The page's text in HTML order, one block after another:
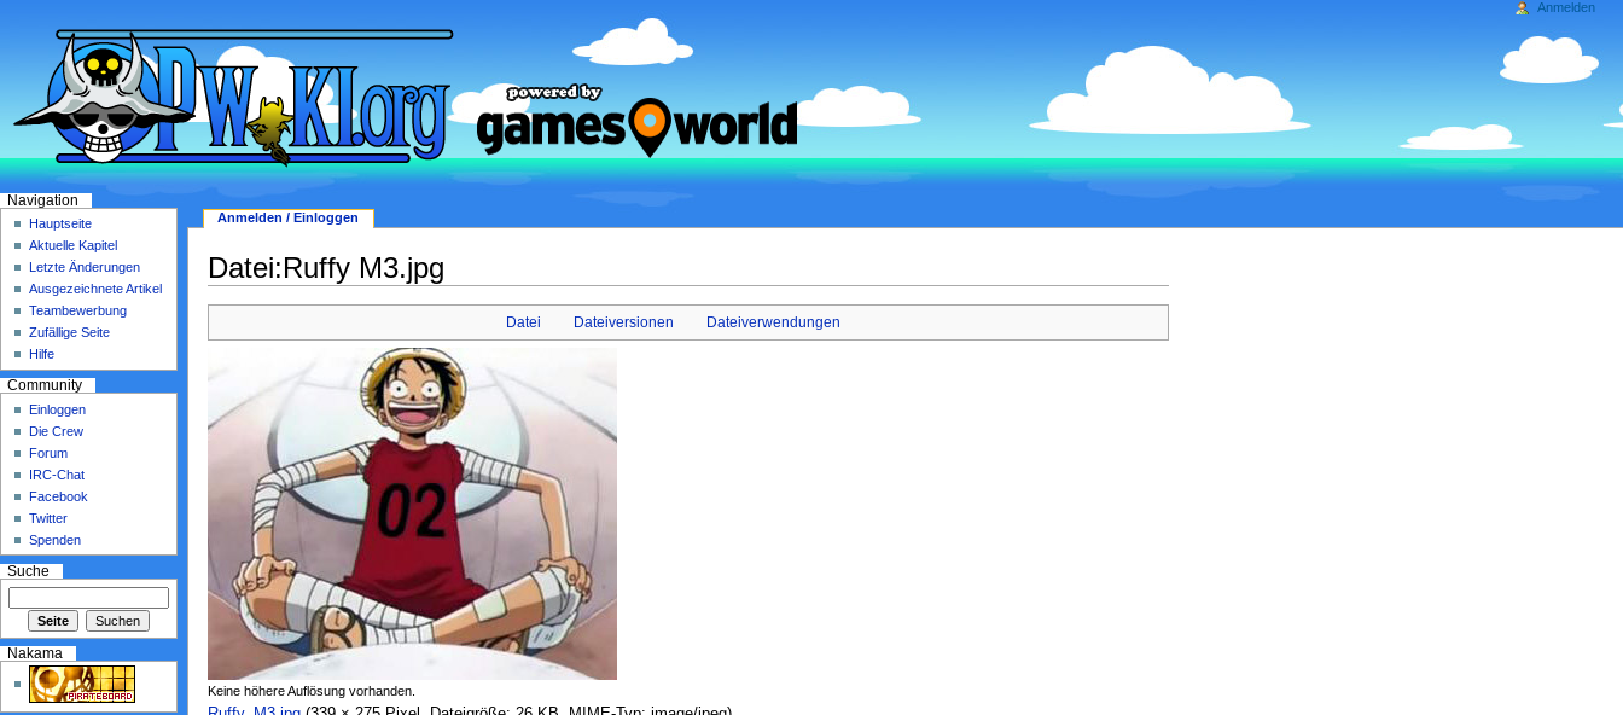
Datei:Ruffy M3.jpg
Datei Dateiversionen Dateiverwendungen
Keine höhere Auflösung vorhanden.
Anmelden / Einloggen
Anmelden
Navigation
Hauptseite
Aktuelle Kapitel
Letzte Änderungen
Ausgezeichnete Artikel
Teambewerbung
Zufällige Seite
Hilfe
Community
Einloggen
Die Crew
Forum
IRC-Chat
Facebook
Twitter
Spenden
Suche
Nakama